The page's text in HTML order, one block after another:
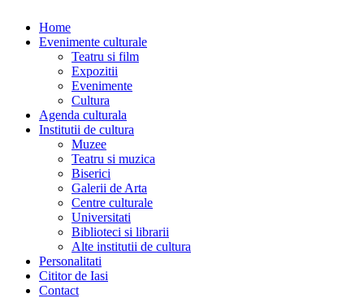
Home
Evenimente culturale
Teatru si film
Expozitii
Evenimente
Cultura
Agenda culturala
Institutii de cultura
Muzee
Teatru si muzica
Biserici
Galerii de Arta
Centre culturale
Universitati
Biblioteci si librarii
Alte institutii de cultura
Personalitati
Cititor de Iasi
Contact